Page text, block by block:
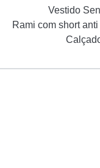
Vestido
Rami com short
C